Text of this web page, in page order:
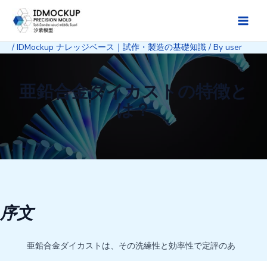
Main
/ IDMockup ナレッジベース｜試作・製造の基礎知識/ By user
亜鉛合金ダイカストの特徴と
は？
序文
亜鉛合金ダイカストは、その洗練性と効率性で定評のあ